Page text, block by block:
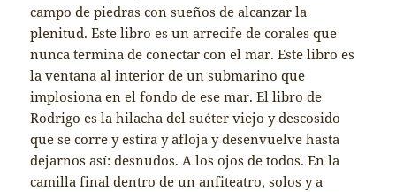
campo de piedras con sueños de alcanzar la
plenitud. Este libro es un arrecife de corales que
nunca termina de conectar con el mar. Este libro es
la ventana al interior de un submarino que
implosiona en el fondo de ese mar. El libro de
Rodrigo es la hilacha del suéter viejo y descosido
que se corre y estira y afloja y desenvuelve hasta
dejarnos así: desnudos. A los ojos de todos. En la
camilla final dentro de un anfiteatro, solos y a